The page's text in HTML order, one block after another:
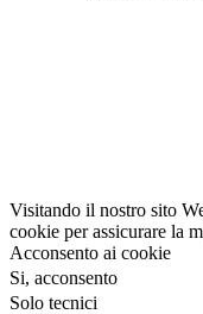
Visitando il nostro sito
cookie per assicurare la
Acconsento ai cookie
Si, acconsento
Solo tecnici